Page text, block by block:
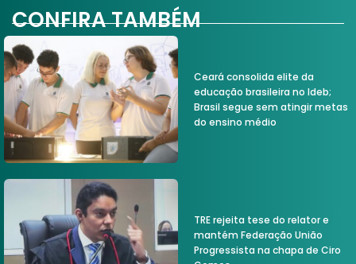
CONFIRA TAMBÉM
Ceará consolida elite da
educação brasileira no Ideb;
Brasil segue sem atingir metas
do ensino médio
TRE rejeita tese do relator e
mantém Federação União
Progressista na chapa de Ciro